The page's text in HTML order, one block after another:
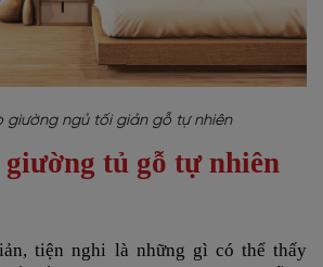
giường ngủ tối giản gỗ tự nhiên
giường tủ gỗ tự nhiên
tiện nghi là những gì có thể thấy